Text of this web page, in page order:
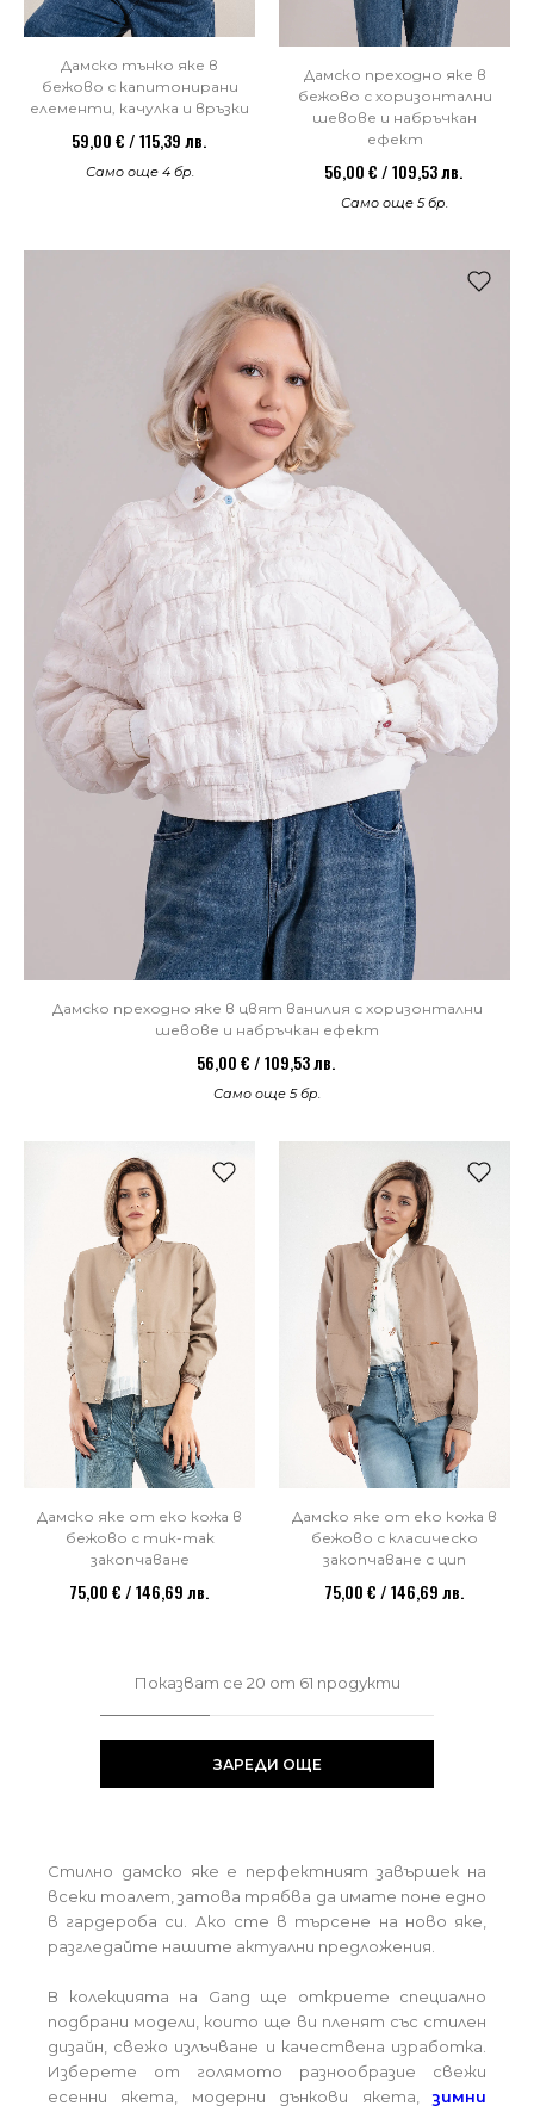
Дамско тънко яке в
бежово с капитонирани
елементи, качулка и връзки
59,00 € / 115,39 лв.
Само още 4 бр.
Дамско преходно яке в
бежово с хоризонтални
шевове и набръчкан
ефект
56,00 € / 109,53 лв.
Само още 5 бр.
Дамско преходно яке в цвят ванилия с хоризонтални
шевове и набръчкан ефект
56,00 € / 109,53 лв.
Само още 5 бр.
Дамско яке от еко кожа в
бежово с тик-так
закопчаване
75,00 € / 146,69 лв.
Дамско яке от еко кожа в
бежово с класическо
закопчаване с цип
75,00 € / 146,69 лв.
Показват се 20 от 61 продукти
ЗАРЕДИ ОЩЕ
Стилно дамско яке е перфектният завършек на
всеки тоалет, затова трябва да имате поне едно
в гардероба си. Ако сте в търсене на ново яке,
разгледайте нашите актуални предложения.
В колекцията на Gang ще откриете специално
подбрани модели, които ще ви пленят със стилен
дизайн, свежо излъчване и качествена изработка.
Изберете от голямото разнообразие свежи
есенни якета, модерни дънкови якета, зимни